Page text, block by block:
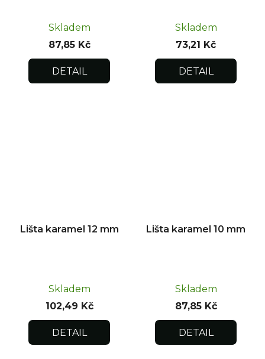
Skladem
87,85 Kč
DETAIL
Skladem
73,21 Kč
DETAIL
Lišta karamel 12 mm
Skladem
102,49 Kč
DETAIL
Lišta karamel 10 mm
Skladem
87,85 Kč
DETAIL